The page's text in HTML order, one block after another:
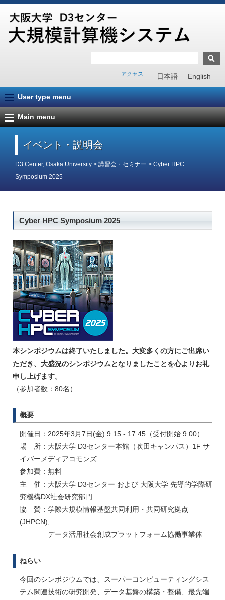
日本語 English
アクセス
User type menu
Main menu
イベント・説明会
D3 Center, Osaka University > 講習会・セミナー > Cyber HPC
Symposium 2025
Cyber HPC Symposium 2025
本シンポジウムは終了いたしました。大変多くの方にご出席い
ただき、大盛況のシンポジウムとなりましたことを心よりお礼
申し上げます。
（参加者数：80名）
概要
開催日：2025年3月7日(金) 9:15 - 17:45（受付開始 9:00）
場 所：大阪大学 D3センター本館（吹田キャンパス）1F サ
イバーメディアコモンズ
参加費：無料
主 催：大阪大学 D3センター および 大阪大学 先導的学際研
究機構DX社会研究部門
協 賛：学際大規模情報基盤共同利用・共同研究拠点
(JHPCN),
データ活用社会創成プラットフォーム協働事業体
ねらい
今回のシンポジウムでは、スーパーコンピューティングシス
テム関連技術の研究開発、データ基盤の構築・整備、最先端